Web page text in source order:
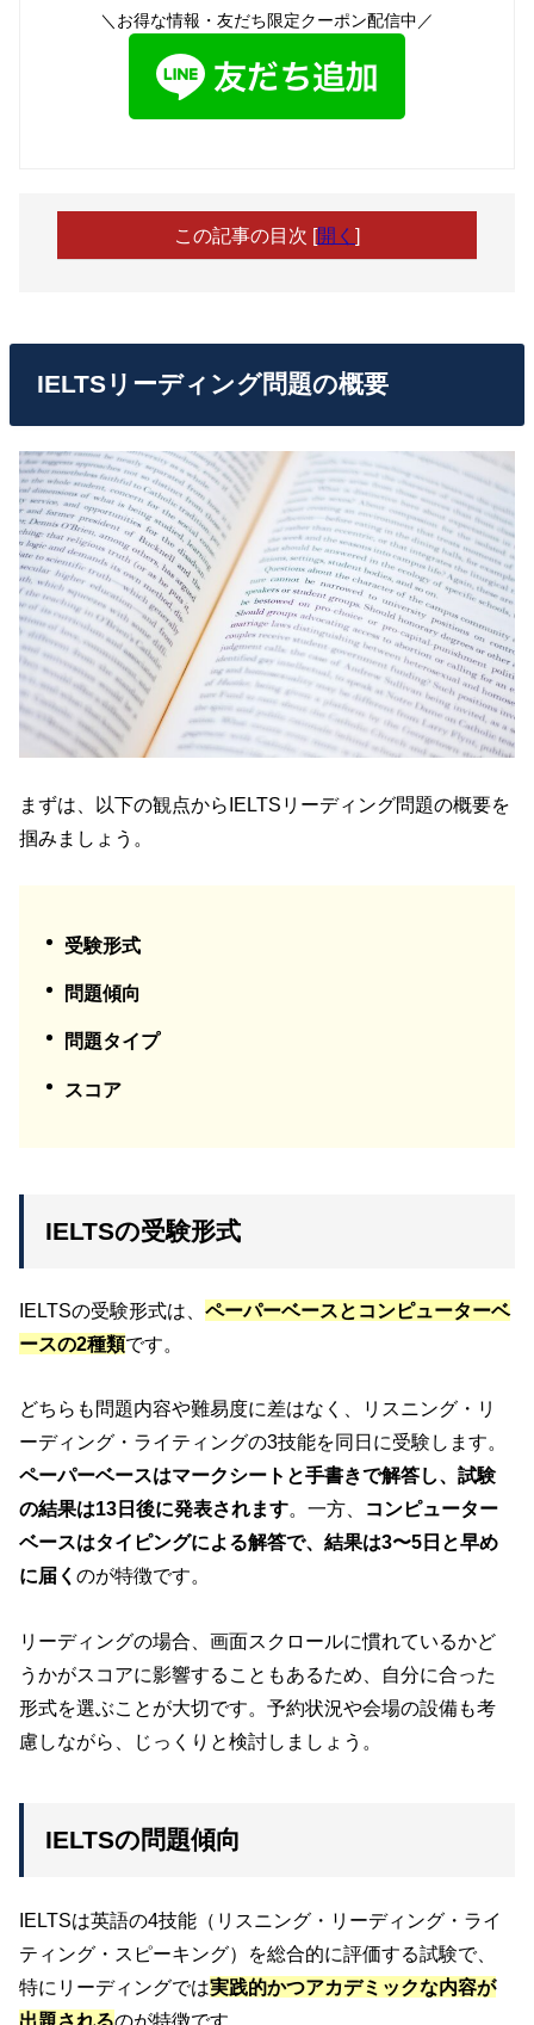
＼お得な情報・友だち限定クーポン配信中／
この記事の目次 [開く ]
IELTSリーディング問題の概要
まずは、以下の観点からIELTSリーディング問題の概要を
掴みましょう。
受験形式
問題傾向
問題タイプ
スコア
IELTSの受験形式
IELTSの受験形式は、ペーパーベースとコンピューターベ
ースの2種類です。
どちらも問題内容や難易度に差はなく、リスニング・リ
ーディング・ライティングの3技能を同日に受験します。
ペーパーベースはマークシートと手書きで解答し、試験
の結果は13日後に発表されます。一方、 コンピューター
ベースはタイピングによる解答で、結果は3〜5日と早め
に届くのが特徴です。
リーディングの場合、画面スクロールに慣れているかど
うかがスコアに影響することもあるため、自分に合った
形式を選ぶことが大切です。予約状況や会場の設備も考
慮しながら、じっくりと検討しましょう。
IELTSの問題傾向
IELTSは英語の4技能（リスニング・リーディング・ライ
ティング・スピーキング）を総合的に評価する試験で、
特にリーディングでは実践的かつアカデミックな内容が
出題されるのが特徴です。